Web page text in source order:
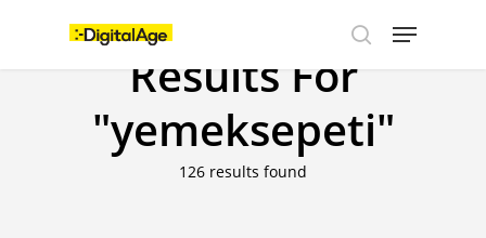
Menu
Results For
"yemeksepeti"
126 results found